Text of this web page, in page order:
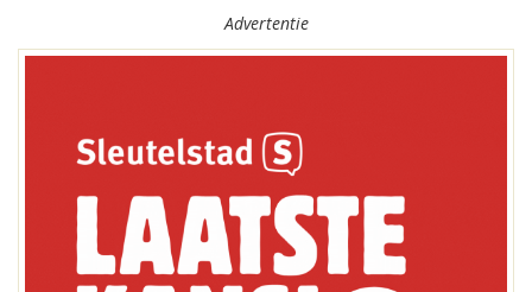
Advertentie